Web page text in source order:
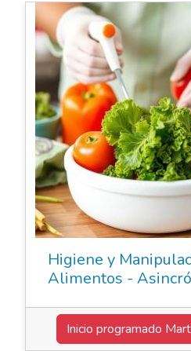
Higiene y
Alimentos -
Inicio programado